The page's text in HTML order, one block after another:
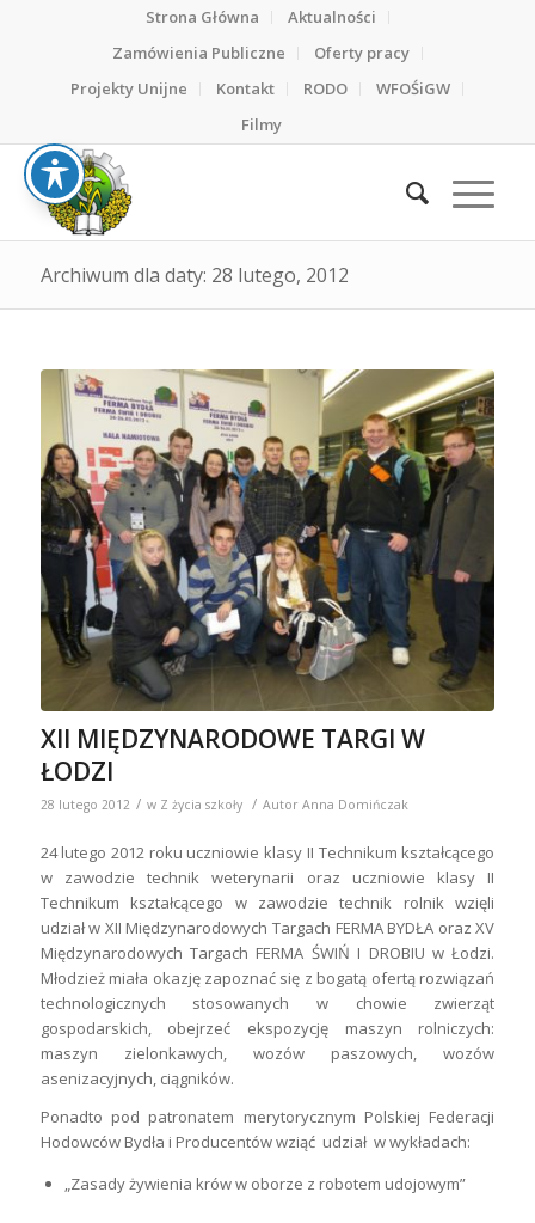
Strona Główna
Aktualności
Zamówienia Publiczne
Oferty pracy
Projekty Unijne
Kontakt RODO
WFOŚiGW
Filmy
Archiwum dla daty: 28 lutego, 2012
XII MIĘDZYNARODOWE TARGI W
ŁODZI
28 lutego 2012 / w Z życia szkoły / Autor Anna Domińczak
24 lutego 2012 roku uczniowie klasy II Technikum kształcącego
w zawodzie technik weterynarii oraz uczniowie klasy II
Technikum kształcącego w zawodzie technik rolnik wzięli
udział w XII Międzynarodowych Targach FERMA BYDŁA oraz XV
Międzynarodowych Targach FERMA ŚWIŃ I DROBIU w Łodzi.
Młodzież miała okazję zapoznać się z bogatą ofertą rozwiązań
technologicznych stosowanych w chowie zwierząt
gospodarskich, obejrzeć ekspozycję maszyn rolniczych:
maszyn zielonkawych, wozów paszowych, wozów
asenizacyjnych, ciągników.
Ponadto pod patronatem merytorycznym Polskiej Federacji
Hodowców Bydła i Producentów wziąć udział w wykładach:
„Zasady żywienia krów w oborze z robotem udojowym”